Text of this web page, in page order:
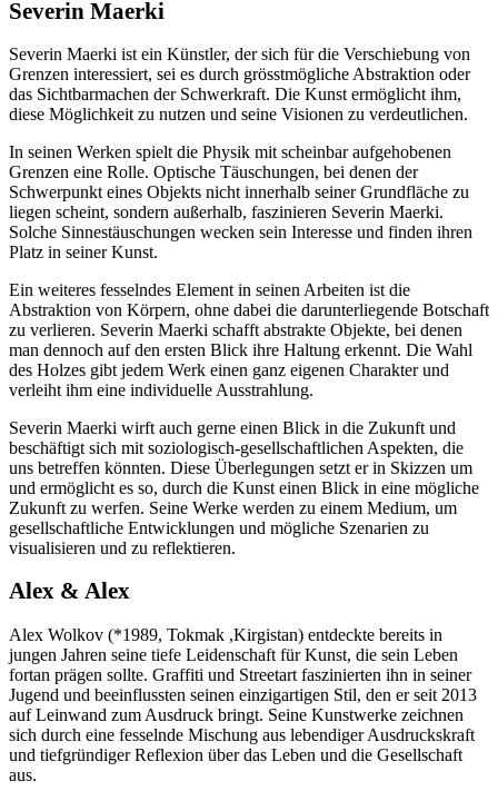
Severin Maerki
Severin Maerki ist ein Künstler, der sich für die Verschiebung von
Grenzen interessiert, sei es durch grösstmögliche Abstraktion oder
das Sichtbarmachen der Schwerkraft. Die Kunst ermöglicht ihm,
diese Möglichkeit zu nutzen und seine Visionen zu verdeutlichen.
In seinen Werken spielt die Physik mit scheinbar aufgehobenen
Grenzen eine Rolle. Optische Täuschungen, bei denen der
Schwerpunkt eines Objekts nicht innerhalb seiner Grundfläche zu
liegen scheint, sondern außerhalb, faszinieren Severin Maerki.
Solche Sinnestäuschungen wecken sein Interesse und finden ihren
Platz in seiner Kunst.
Ein weiteres fesselndes Element in seinen Arbeiten ist die
Abstraktion von Körpern, ohne dabei die darunterliegende Botschaft
zu verlieren. Severin Maerki schafft abstrakte Objekte, bei denen
man dennoch auf den ersten Blick ihre Haltung erkennt. Die Wahl
des Holzes gibt jedem Werk einen ganz eigenen Charakter und
verleiht ihm eine individuelle Ausstrahlung.
Severin Maerki wirft auch gerne einen Blick in die Zukunft und
beschäftigt sich mit soziologisch-gesellschaftlichen Aspekten, die
uns betreffen könnten. Diese Überlegungen setzt er in Skizzen um
und ermöglicht es so, durch die Kunst einen Blick in eine mögliche
Zukunft zu werfen. Seine Werke werden zu einem Medium, um
gesellschaftliche Entwicklungen und mögliche Szenarien zu
visualisieren und zu reflektieren.
Alex & Alex
Alex Wolkov (*1989, Tokmak ,Kirgistan) entdeckte bereits in
jungen Jahren seine tiefe Leidenschaft für Kunst, die sein Leben
fortan prägen sollte. Graffiti und Streetart faszinierten ihn in seiner
Jugend und beeinflussten seinen einzigartigen Stil, den er seit 2013
auf Leinwand zum Ausdruck bringt. Seine Kunstwerke zeichnen
sich durch eine fesselnde Mischung aus lebendiger Ausdruckskraft
und tiefgründiger Reflexion über das Leben und die Gesellschaft
aus.